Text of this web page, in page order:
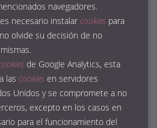
navegadores.
necesario instalar cookies para
olvide su decisión de no
de Google Analytics, esta
las cookies en servidores
Unidos y se compromete a no
excepto en los casos en
para el funcionamiento del